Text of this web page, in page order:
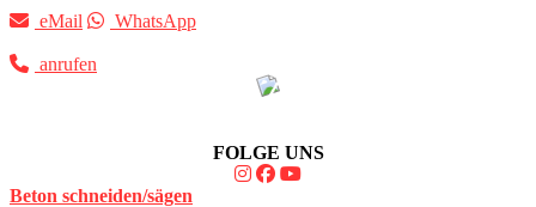
eMail WhatsApp
anrufen
FOLGE UNS
Beton schneiden/sägen